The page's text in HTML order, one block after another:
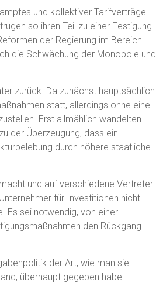
und kollektiver Tarifverträge
so ihren Teil zu einer Festigung
der Regierung im Bereich
die Schwächung der Monopole und
zurück. Da zunächst hauptsächlich
statt, allerdings ohne eine
Erst allmählich wandelten
der Überzeugung, dass ein
durch höhere staatliche
und auf verschiedene Vertreter
für Investitionen nicht
Es sei notwendig, von einer
den Rückgang
der Art, wie man sie
überhaupt gegeben habe.